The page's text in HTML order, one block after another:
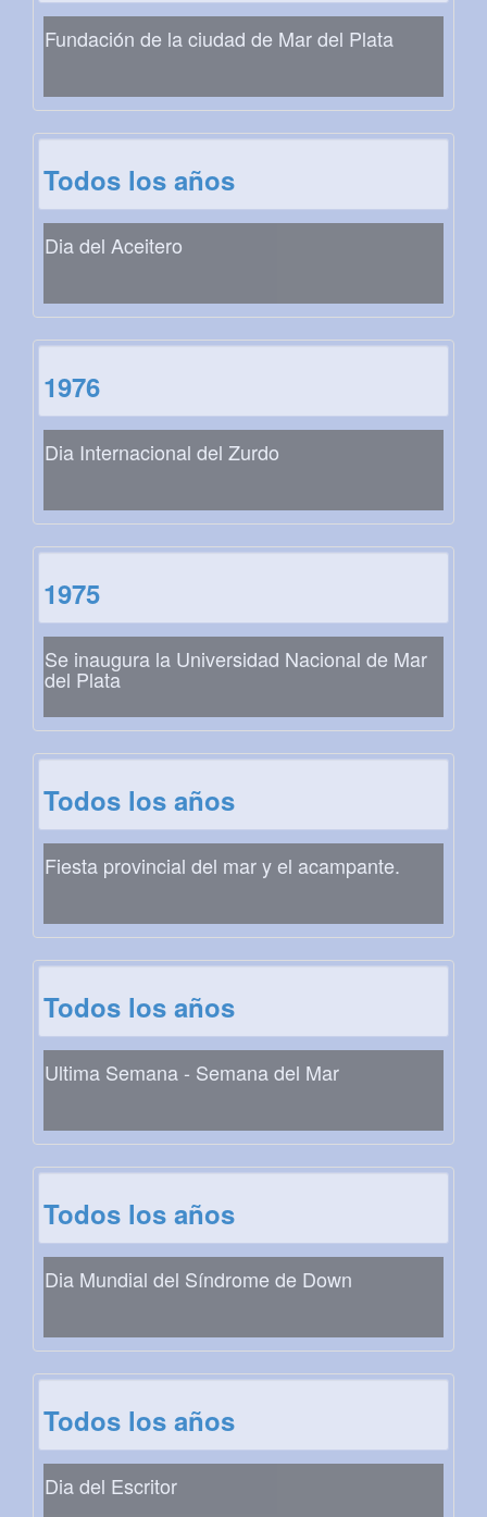
Fundación de la ciudad de Mar del Plata
Todos los años
Dia del Aceitero
1976
Dia Internacional del Zurdo
1975
Se inaugura la Universidad Nacional de Mar
del Plata
Todos los años
Fiesta provincial del mar y el acampante.
Todos los años
Ultima Semana - Semana del Mar
Todos los años
Dia Mundial del Síndrome de Down
Todos los años
Dia del Escritor